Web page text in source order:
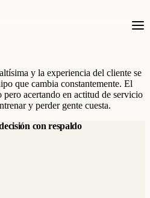
y la experiencia del cliente se
que cambia constantemente. El
pero acertando en actitud de servicio
y perder gente cuesta.
con respaldo